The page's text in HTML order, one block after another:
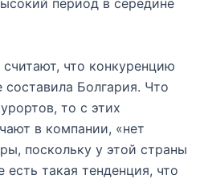
период в середине
что конкуренцию
Болгария. Что
то с этих
в компании, «нет
поскольку у этой страны
такая тенденция, что